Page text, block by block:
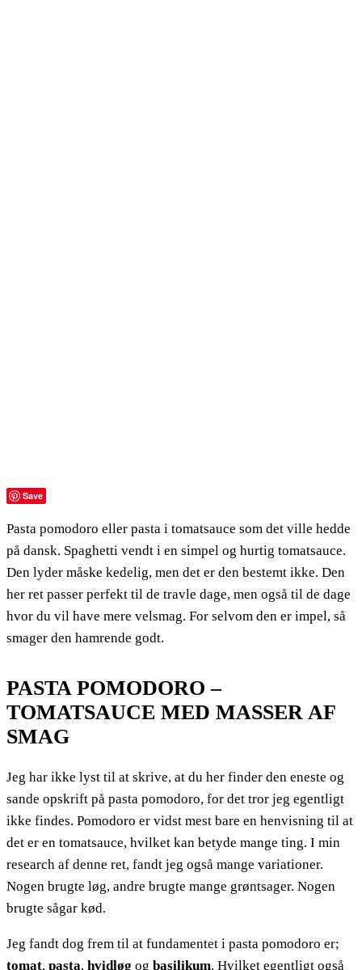
Save
Pasta pomodoro eller pasta i tomatsauce som det ville hedde
på dansk. Spaghetti vendt i en simpel og hurtig tomatsauce.
Den lyder måske kedelig, men det er den bestemt ikke. Den
her ret passer perfekt til de travle dage, men også til de dage
hvor du vil have mere velsmag. For selvom den er impel, så
smager den hamrende godt.
PASTA POMODORO –
TOMATSAUCE MED MASSER AF
SMAG
Jeg har ikke lyst til at skrive, at du her finder den eneste og
sande opskrift på pasta pomodoro, for det tror jeg egentligt
ikke findes. Pomodoro er vidst mest bare en henvisning til at
det er en tomatsauce, hvilket kan betyde mange ting. I min
research af denne ret, fandt jeg også mange variationer.
Nogen brugte løg, andre brugte mange grøntsager. Nogen
brugte sågar kød.
Jeg fandt dog frem til at fundamentet i pasta pomodoro er;
tomat, pasta, hvidløg og basilikum. Hvilket egentligt også